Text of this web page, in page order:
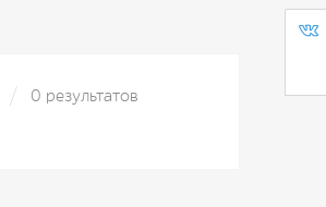
0 результатов